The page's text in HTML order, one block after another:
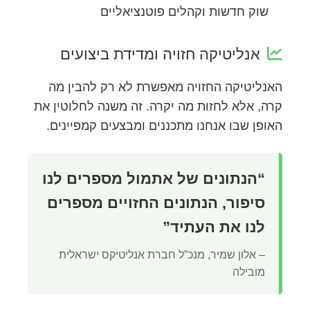
שוק חדשות וקהלים פוטנציאליים
אנליטיקה חזויה ומדידת ביצועים
האנליטיקה החזויה מאפשרת לא רק להבין מה
קרה, אלא לחזות מה יקרה. זה משנה לחלוטין את
האופן שבו אנחנו מתכננים ומבצעים קמפיינים.
“הנתונים של אתמול מספרים לנו
סיפור, הנתונים החזויים מספרים
לנו את העתיד”
– אלון שמיר, מנכ”ל חברת אנליטיקס ישראלית
מובילה